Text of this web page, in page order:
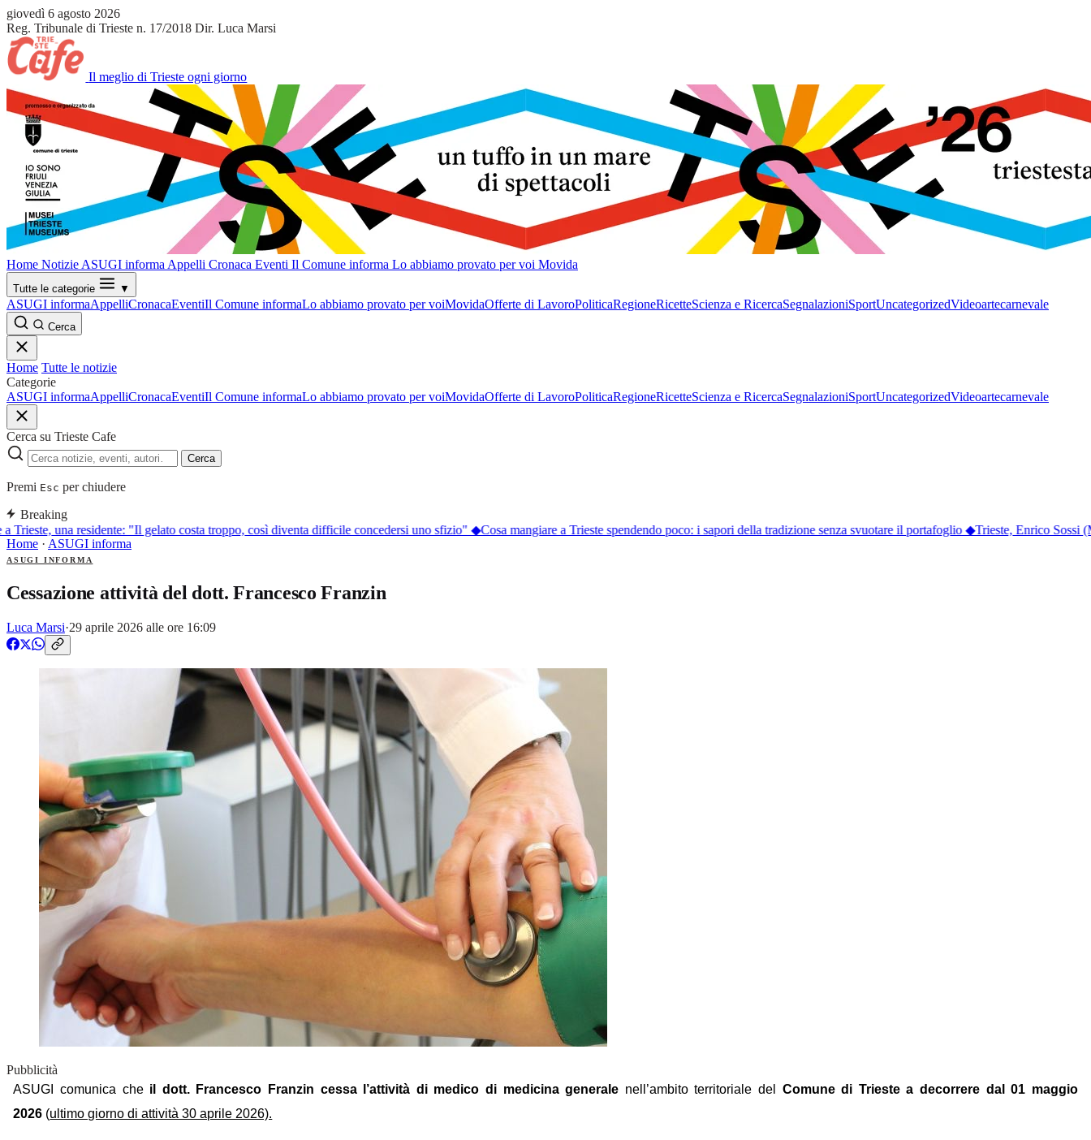
giovedì 6 agosto 2026
Reg. Tribunale di Trieste n. 17/2018 Dir. Luca Marsi
Il meglio di Trieste ogni giorno
Home Notizie ASUGI informa Appelli Cronaca Eventi Il Comune informa Lo abbiamo provato per voi Movida
Tutte le categorie ▼
ASUGI informaAppelliCronacaEventiIl Comune informaLo abbiamo provato per voiMovidaOfferte di LavoroPoliticaRegioneRicetteScienza e RicercaSegnalazioniSportUncategorizedVideoartecarnevale
Cerca
Home Tutte le notizie
Categorie
ASUGI informaAppelliCronacaEventiIl Comune informaLo abbiamo provato per voiMovidaOfferte di LavoroPoliticaRegioneRicetteScienza e RicercaSegnalazioniSportUncategorizedVideoartecarnevale
Cerca su Trieste Cafe
Cerca
Premi Esc per chiudere
Breaking
Trieste, una residente: "Il gelato costa troppo, così diventa difficile concedersi uno sfizio"◆Cosa mangiare a Trieste spendendo poco: i sapori della tradizione senza svuotare il portafoglio◆Trieste, Enrico Sossi
Home · ASUGI informa
ASUGI INFORMA
Cessazione attività del dott. Francesco Franzin
Luca Marsi·29 aprile 2026 alle ore 16:09
Pubblicità
ASUGI comunica che il dott. Francesco Franzin cessa l’attività di medico di medicina generale nell’ambito territoriale del Comune di Trieste a decorrere dal 01 maggio
2026 (ultimo giorno di attività 30 aprile 2026).